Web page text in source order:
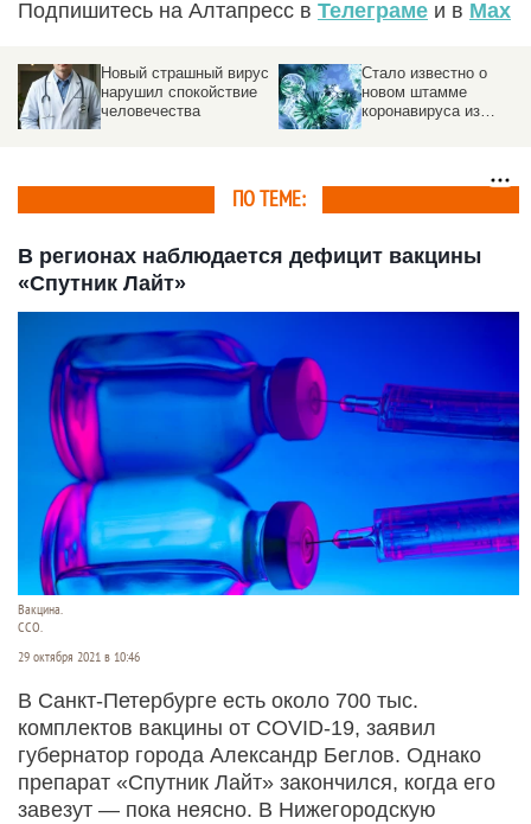
Подпишитесь на Алтапресс в Телеграме и в Max
Новый страшный вирус
нарушил спокойствие
человечества
Стало известно о
новом штамме
коронавируса из
ПО ТЕМЕ:
В регионах наблюдается дефицит вакцины
«Спутник Лайт»
Вакцина.
ССО.
29 октября 2021 в 10:46
В Санкт-Петербурге есть около 700 тыс.
комплектов вакцины от COVID-19, заявил
губернатор города Александр Беглов. Однако
препарат «Спутник Лайт» закончился, когда его
завезут — пока неясно. В Нижегородскую